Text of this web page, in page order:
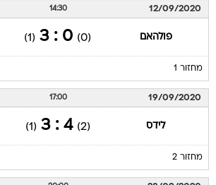
12/09/2020
14:30
פולהאם (0)
0 : 3
(1)
מחזור 1
19/09/2020
17:00
לידס (2)
4 : 3
(1)
מחזור 2